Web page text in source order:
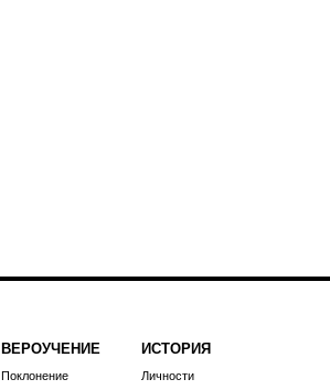
ВЕРОУЧЕНИЕ
Поклонение
ИСТОРИЯ
Личности